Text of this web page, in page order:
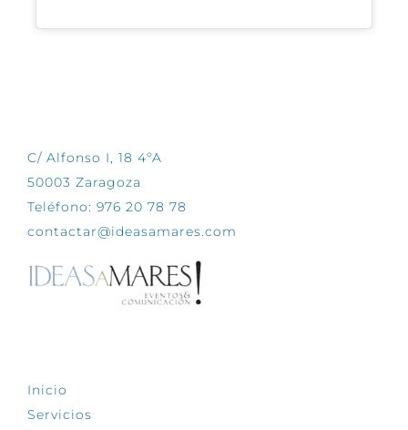
C/ Alfonso I, 18 4ºA
50003 Zaragoza
Teléfono: 976 20 78 78
contactar@ideasamares.com
Inicio
Servicios